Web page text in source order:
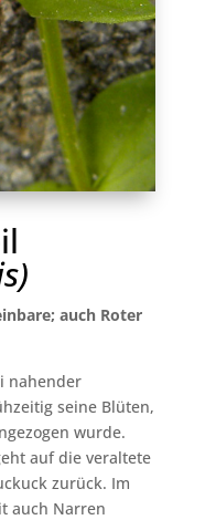
auch Roter
nahender
seine Blüten,
wurde.
auf die veraltete
zurück. Im
auch Narren